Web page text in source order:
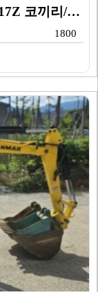
두산/굴삭기/1.7톤 미니굴삭기/DX17Z 코끼리/20…
1800